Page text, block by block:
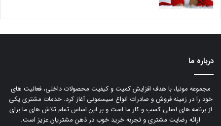
درباره ما
مجموعه مونیا، با هدف افزایش کمیت و کیفیت محصولات داخلی، فعالیت های
خود را در زمینه فروش و صادرات انواع سیسمونی آغاز کرد. خدمات مشتری یکی
از برنامه های اصلی کسب و کار ما است و بر این اساس تمام تلاش های ما برای
ارائه رضایت مشتری و تجربه خرید خوب در ذهن مشتریان عزیز است.